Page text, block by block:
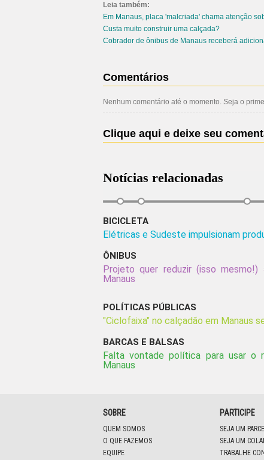
Leia também:
Em Manaus, placa 'malcriada' chama atenção
Custa muito construir uma calçada?
Cobrador de ônibus de Manaus receberá
Comentários
Nenhum comentário até o momento. Seja o
Clique aqui e deixe seu
Notícias relacionadas
BICICLETA
Elétricas e Sudeste impulsionam
ÔNIBUS
Projeto quer reduzir (isso
Manaus
POLÍTICAS PÚBLICAS
"Ciclofaixa" no calçadão em Manaus
BARCAS E BALSAS
Falta vontade política para usar o
Manaus
SOBRE
QUEM SOMOS
O QUE FAZEMOS
EQUIPE
PARTICIPE
SEJA UM
SEJA UM
TRABALHE